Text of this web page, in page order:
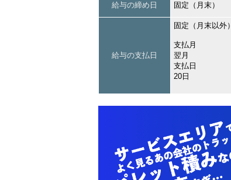
給与の締め日 固定（月末）
給与の支払日
固定（月末以外）
支払月
翌月
支払日
20日